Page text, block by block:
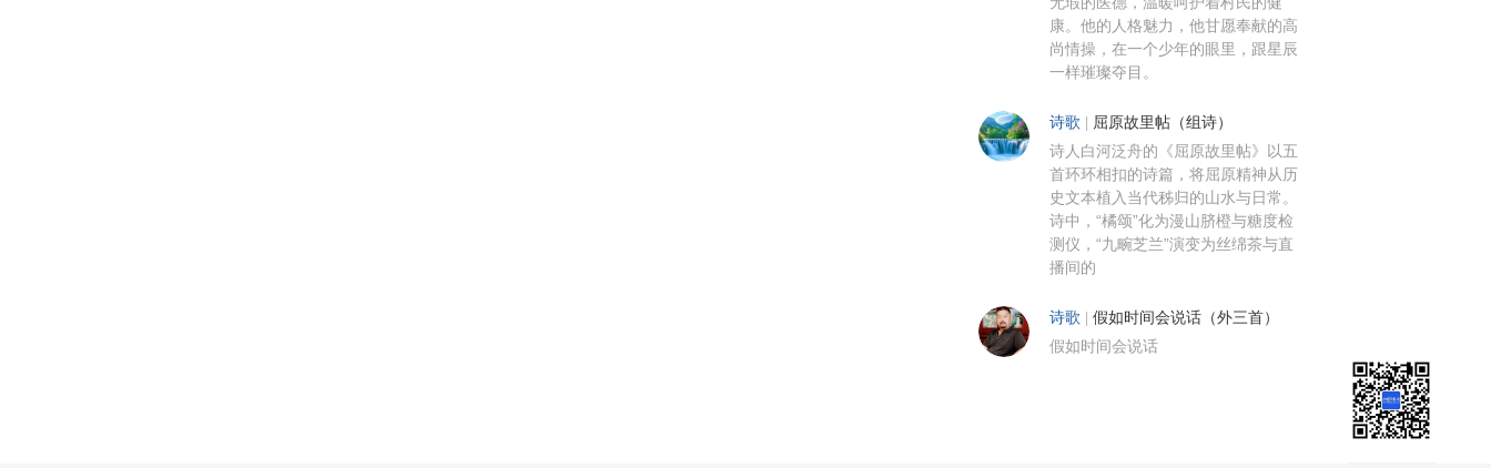
康。他的人格魅力，他甘愿奉献的高
尚情操，在一个少年的眼里，跟星辰
一样璀璨夺目。
诗歌 屈原故里帖（组诗）
诗人白河泛舟的《屈原故里帖》以五
首环环相扣的诗篇，将屈原精神从历
史文本植入当代秭归的山水与日常。
诗中，“橘颂”化为漫山脐橙与糖度检
测仪，“九畹芝兰”演变为丝绵茶与直
播间的
诗歌 假如时间会说话（外三首）
假如时间会说话